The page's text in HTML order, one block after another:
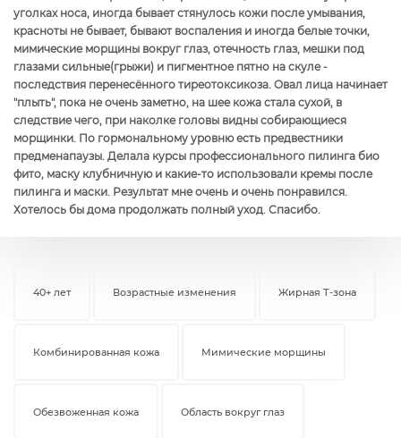
уголках носа, иногда бывает стянулось кожи после умывания,
красноты не бывает, бывают воспаления и иногда белые точки,
мимические морщины вокруг глаз, отечность глаз, мешки под
глазами сильные(грыжи) и пигментное пятно на скуле -
последствия перенесённого тиреотоксикоза. Овал лица начинает
"плыть", пока не очень заметно, на шее кожа стала сухой, в
следствие чего, при наколке головы видны собирающиеся
морщинки. По гормональному уровню есть предвестники
предменапаузы. Делала курсы профессионального пилинга био
фито, маску клубничную и какие-то использовали кремы после
пилинга и маски. Результат мне очень и очень понравился.
Хотелось бы дома продолжать полный уход. Спасибо.
40+ лет Возрастные изменения Жирная Т-зона
Комбинированная кожа Мимические морщины
Обезвоженная кожа Область вокруг глаз